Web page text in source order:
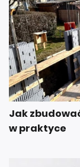
Jak
w praktyce